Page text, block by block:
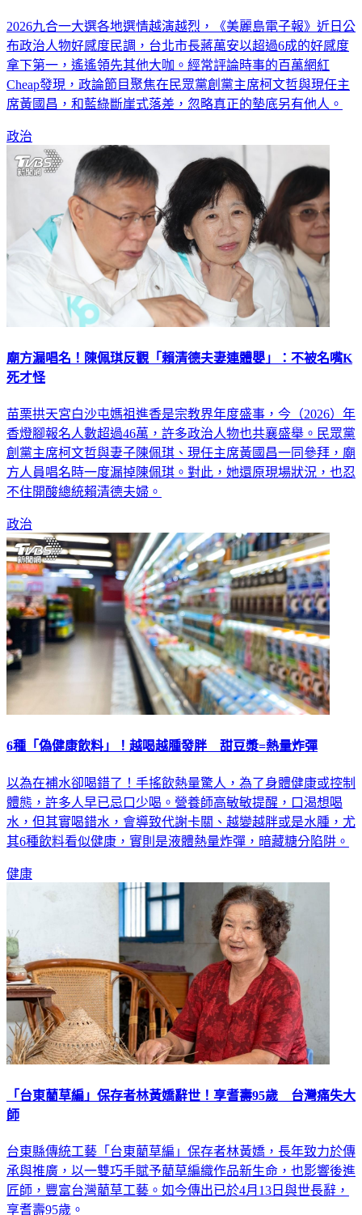
2026九合一大選各地選情越演越烈，《美麗島電子報》近日公
布政治人物好感度民調，台北市長蔣萬安以超過6成的好感度
拿下第一，遙遙領先其他大咖。經常評論時事的百萬網紅
Cheap發現，政論節目聚焦在民眾黨創黨主席柯文哲與現任主
席黃國昌，和藍綠斷崖式落差，忽略真正的墊底另有他人。
政治
廟方漏唱名！陳佩琪反觀「賴清德夫妻連體嬰」：不被名嘴K
死才怪
苗栗拱天宮白沙屯媽祖進香是宗教界年度盛事，今（2026）年
香燈腳報名人數超過46萬，許多政治人物也共襄盛舉。民眾黨
創黨主席柯文哲與妻子陳佩琪、現任主席黃國昌一同參拜，廟
方人員唱名時一度漏掉陳佩琪。對此，她還原現場狀況，也忍
不住開酸總統賴清德夫婦。
政治
6種「偽健康飲料」！越喝越腫發胖 甜豆漿=熱量炸彈
以為在補水卻喝錯了！手搖飲熱量驚人，為了身體健康或控制
體態，許多人早已忌口少喝。營養師高敏敏提醒，口渴想喝
水，但其實喝錯水，會導致代謝卡關、越變越胖或是水腫，尤
其6種飲料看似健康，實則是液體熱量炸彈，暗藏糖分陷阱。
健康
「台東藺草編」保存者林黃嬌辭世！享耆壽95歲 台灣痛失大
師
台東縣傳統工藝「台東藺草編」保存者林黃嬌，長年致力於傳
承與推廣，以一雙巧手賦予藺草編織作品新生命，也影響後進
匠師，豐富台灣藺草工藝。如今傳出已於4月13日與世長辭，
享耆壽95歲。